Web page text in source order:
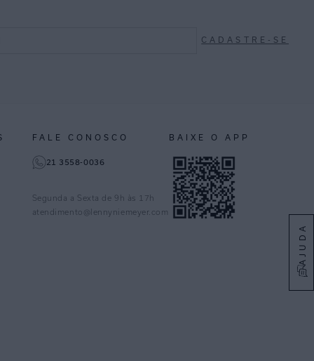
AJUDA
CADASTRE-SE
FALE CONOSCO
21 3558-0036
Segunda a Sexta de 9h às 17h
atendimento@lennyniemeyer.com
BAIXE O APP